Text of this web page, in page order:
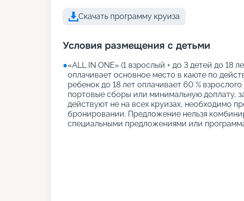
Скачать программу круиза
Условия размещения с детьми
●«АLL IN ONE» (1 взрослый + до 3 детей до 18
оплачивает основное место в каюте по
ребенок до 18 лет оплачивает 60 %
портовые сборы или минимальную доплату,
действуют не на всех круизах, необходимо
бронировании. Предложение нельзя
специальными предложениями или